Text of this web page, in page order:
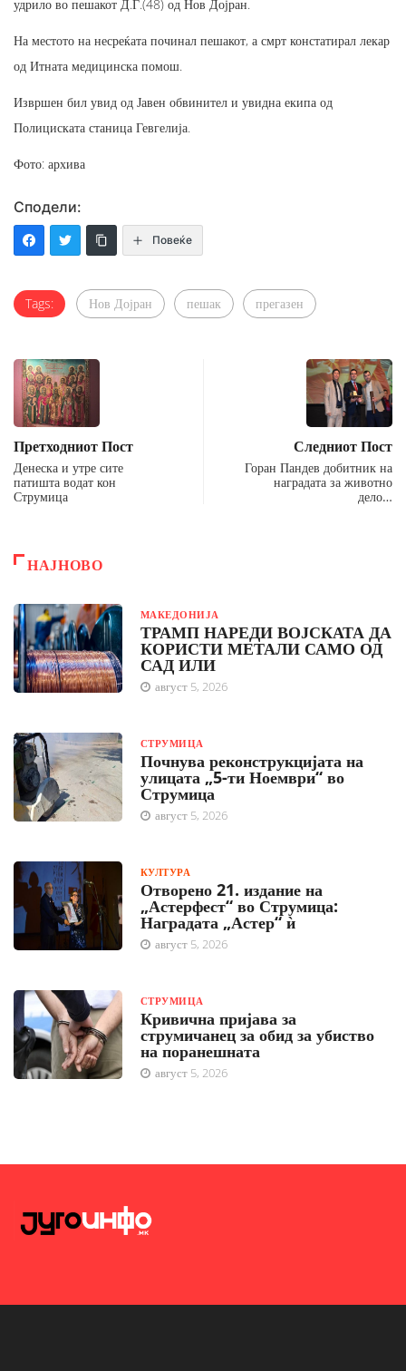
удрило во пешакот Д.Ѓ.(48) од Нов Дојран.
На местото на несреќата починал пешакот, а смрт констатирал лекар
од Итната медицинска помош.
Извршен бил увид од Јавен обвинител и увидна екипа од
Полициската станица Гевгелија.
Фото: архива
Сподели:
Повеќе
Tags: Нов Дојран пешак прегазен
Претходниот Пост
Денеска и утре сите
патишта водат кон
Струмица
Следниот Пост
Горан Пандев добитник на
наградата за животно
дело…
НАЈНОВО
МАКЕДОНИЈА
ТРАМП НАРЕДИ ВОЈСКАТА ДА
КОРИСТИ МЕТАЛИ САМО ОД
САД ИЛИ
август 5, 2026
СТРУМИЦА
Почнува реконструкцијата на
улицата „5-ти Ноември“ во
Струмица
август 5, 2026
КУЛТУРА
Отворено 21. издание на
„Астерфест“ во Струмица:
Наградата „Астер“ ѝ
август 5, 2026
СТРУМИЦА
Кривична пријава за
струмичанец за обид за убиство
на поранешната
август 5, 2026